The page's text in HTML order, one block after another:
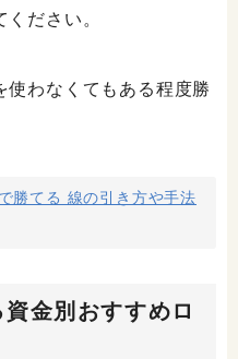
ださい。
使わなくてもある程度勝
勝てる 線の引き方や手法
金別おすすめロ